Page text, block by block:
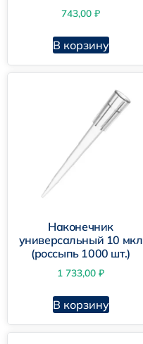
743,00 ₽
В корзину
Наконечник
универсальный 10 мкл
(россыпь 1000 шт.)
1 733,00 ₽
В корзину